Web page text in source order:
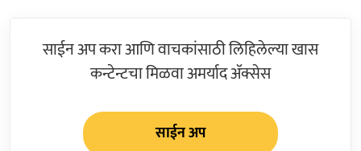
साईन अप करा आणि वाचकांसाठी लिहिलेल्या खास
कन्टेन्टचा मिळवा अमर्याद ॲक्सेस
साईन अप